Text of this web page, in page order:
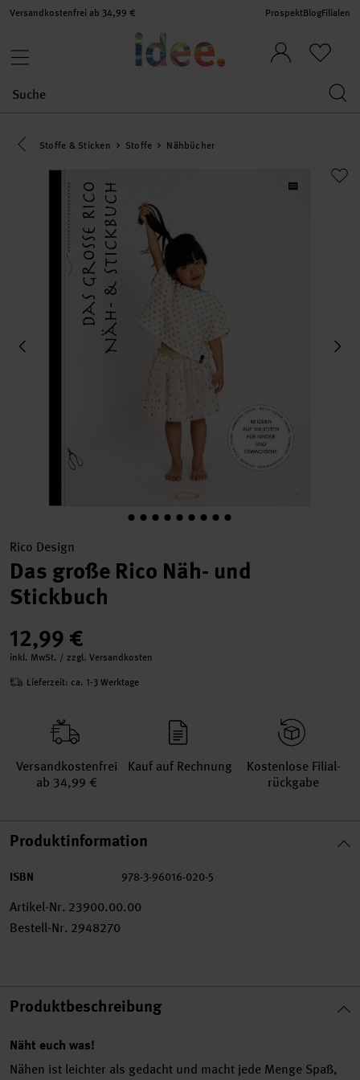
Versandkostenfrei ab 34,99 € ProspektBlogFilialen
Eine Kategorie zurück navigieren
Stoffe & Sticken Stoffe Nähbücher
Rico Design
Das große Rico Näh- und
Stickbuch
12,99 €
inkl. MwSt. / zzgl. Versandkosten
Lieferzeit: ca. 1-3 Werktage
Versand­kosten­frei
ab 34,99 €
Kauf auf Rechnung
Kosten­lose Filial­
rückgabe
Produktinformation
ISBN 978-3-96016-020-5
Artikel-Nr. 23900.00.00
Bestell-Nr. 2948270
Produktbeschreibung
Näht euch was!
Nähen ist leichter als gedacht und macht jede Menge Spaß,